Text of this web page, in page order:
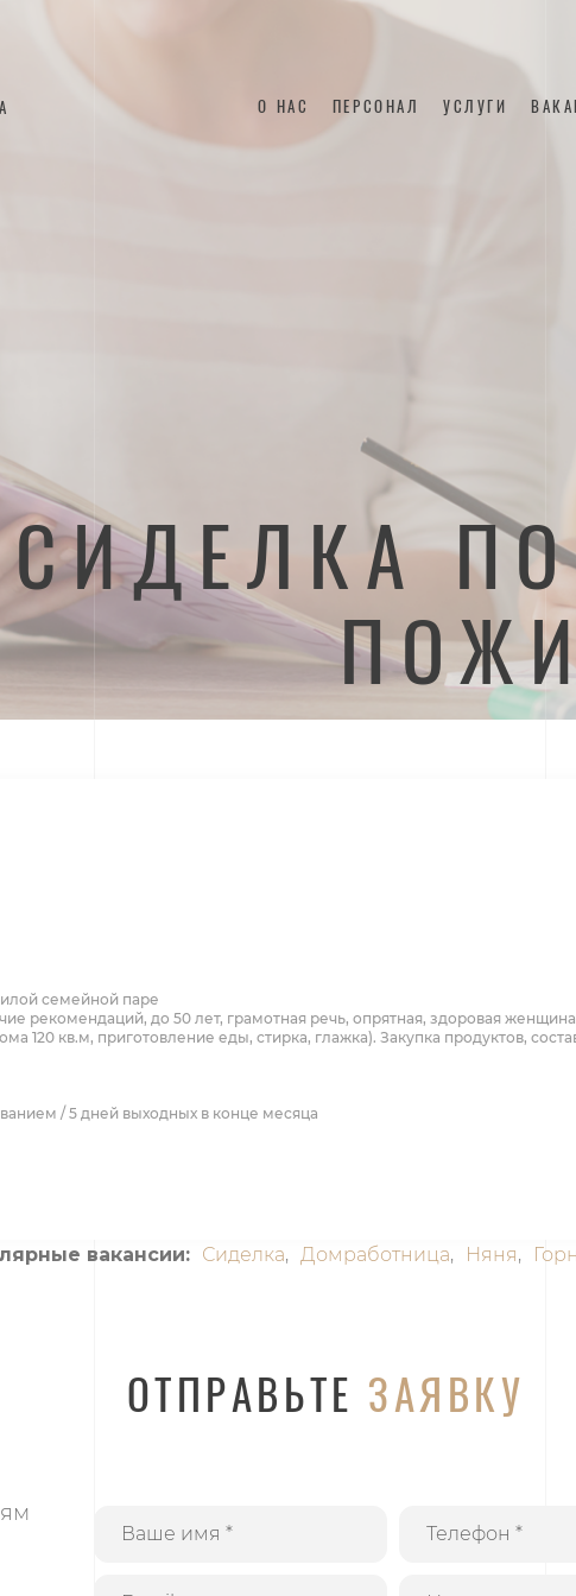
О НАС ПЕРСОНАЛ УСЛУГИ
СИДЕЛКА
семейной паре
рекомендаций, до 50 лет, грамотная речь, опрятная, здоровая
120 кв.м, приготовление еды, стирка, глажка). Закупка продуктов,
/ 5 дней выходных в конце месяца
вакансии: Сиделка, Домработница, Няня,
ОТПРАВЬТЕ ЗАЯВКУ